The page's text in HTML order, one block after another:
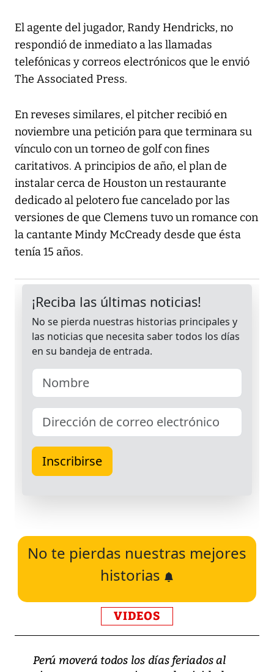
El agente del jugador, Randy Hendricks, no
respondió de inmediato a las llamadas
telefónicas y correos electrónicos que le envió
The Associated Press.
En reveses similares, el pitcher recibió en
noviembre una petición para que terminara su
vínculo con un torneo de golf con fines
caritativos. A principios de año, el plan de
instalar cerca de Houston un restaurante
dedicado al pelotero fue cancelado por las
versiones de que Clemens tuvo un romance con
la cantante Mindy McCready desde que ésta
tenía 15 años.
No te pierdas nuestras mejores
historias
VIDEOS
Perú moverá todos los días feriados al